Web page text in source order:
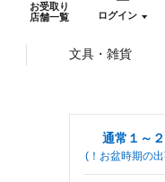
お受取り
店舗一覧
ログイン
文具・雑貨
通常１～
(！お盆時期の